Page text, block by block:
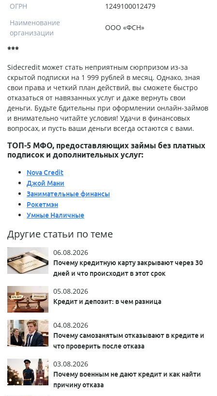
ОГРН
1249100012479
Наименование
организации
ООО «ФСН»
***
Sidecredit может стать неприятным сюрпризом из-за
скрытой подписки на 1 999 рублей в месяц. Однако, зная
свои права и четкий план действий, вы сможете быстро
отказаться от навязанных услуг и даже вернуть свои
деньги. Будьте бдительны при оформлении онлайн-займов
и внимательно читайте условия! Удачи в финансовых
вопросах, и пусть ваши деньги всегда остаются с вами.
ТОП-5 МФО, предоставляющих займы без платных
подписок и дополнительных услуг:
Nova Credit
Джой Мани
Занимательные финансы
Рокетмэн
Умные Наличные
Другие статьи по теме
06.08.2026
Почему кредитную карту закрывают через 30
дней и что происходит в этот срок
05.08.2026
Кредит и депозит: в чем разница
04.08.2026
Почему самозанятым отказывают в кредите и
что проверить после отказа
03.08.2026
Почему военным не дают кредит и как найти
причину отказа